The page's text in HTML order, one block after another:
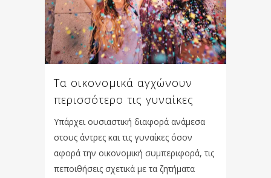
Τα οικονομικά αγχώνουν
περισσότερο τις γυναίκες
Υπάρχει ουσιαστική διαφορά ανάμεσα
στους άντρες και τις γυναίκες όσον
αφορά την οικονομική συμπεριφορά, τις
πεποιθήσεις σχετικά με τα ζητήματα